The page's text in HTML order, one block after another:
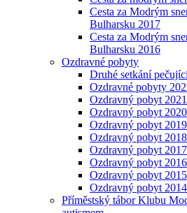
Cesta za Modrým
Bulharsku 2017
Cesta za Modrým
Bulharsku 2016
Ozdravné pobyty
Druhé setkání
Ozdravné pobyty
Ozdravný pobyt 2021
Ozdravný pobyt 2020
Ozdravný pobyt 2019
Ozdravný pobyt 2018
Ozdravný pobyt 2017
Ozdravný pobyt 2016
Ozdravný pobyt 2015
Ozdravný pobyt 2014
Příměstský tábor Klubu